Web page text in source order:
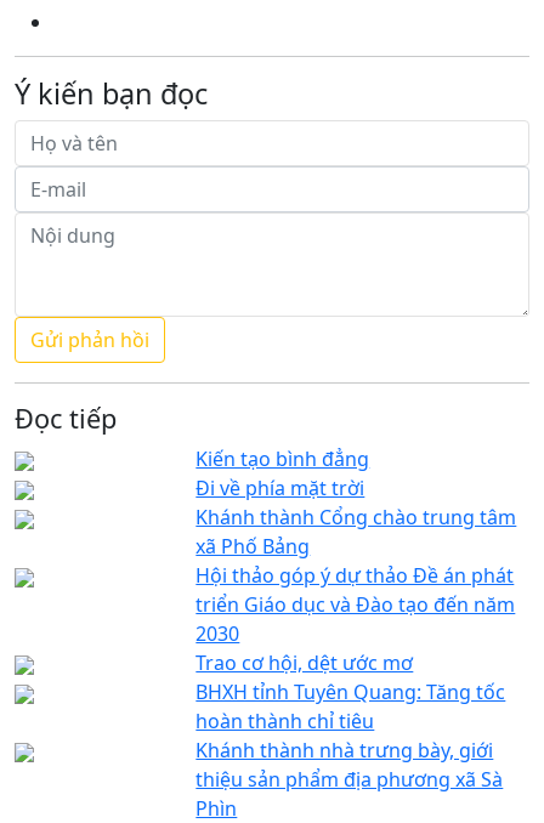
Ý kiến bạn đọc
Đọc tiếp
Kiến tạo bình đẳng
Đi về phía mặt trời
Khánh thành Cổng chào trung tâm
xã Phố Bảng
Hội thảo góp ý dự thảo Đề án phát
triển Giáo dục và Đào tạo đến năm
2030
Trao cơ hội, dệt ước mơ
BHXH tỉnh Tuyên Quang: Tăng tốc
hoàn thành chỉ tiêu
Khánh thành nhà trưng bày, giới
thiệu sản phẩm địa phương xã Sà
Phìn